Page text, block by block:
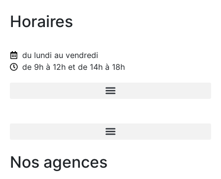
Horaires
du lundi au vendredi
de 9h à 12h et de 14h à 18h
Nos agences